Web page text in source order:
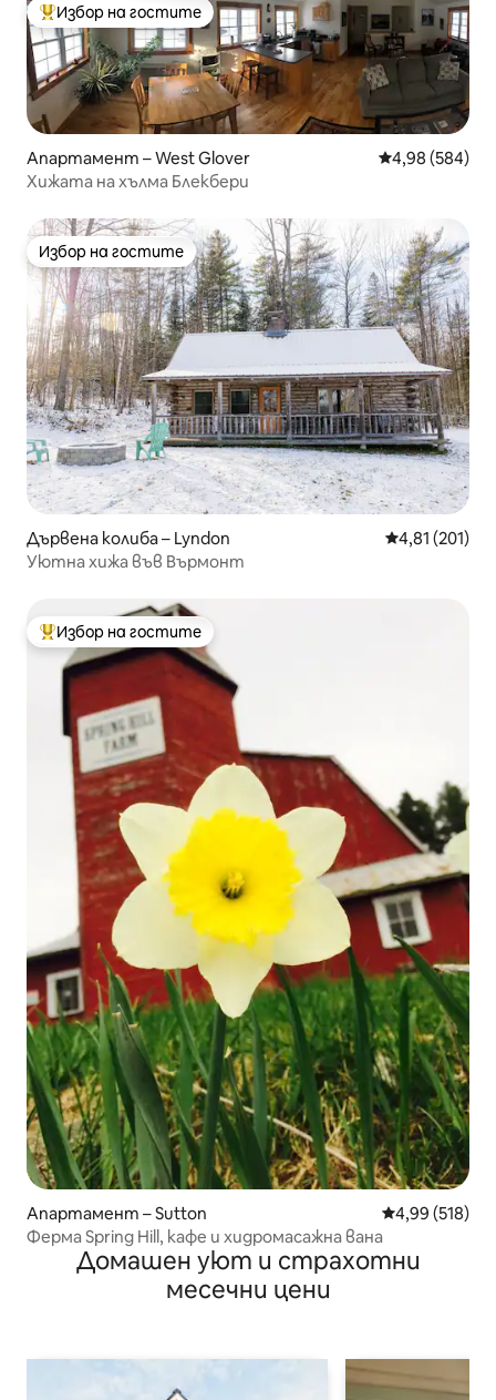
Най-популярен избор на гостите
Избор на гостите
Апартамент – West Glover Средна
4,98 (584)
Хижата на хълма Блекбери
Избор на гостите
Избор на гостите
Дървена колиба – Lyndon Средна
4,81 (201)
Уютна хижа във Върмонт
Най-популярен избор на гостите
Избор на гостите
Апартамент – Sutton Средна
4,99 (518)
Ферма Spring Hill, кафе и хидромасажна вана
Домашен уют и страхотни
месечни цени